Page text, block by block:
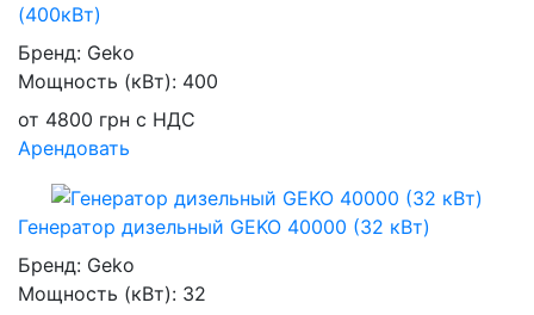
(400кВт)
Бренд: Geko
Мощность (кВт): 400
от 4800 грн с НДС
Арендовать
Генератор дизельный GEKO 40000 (32 кВт)
Бренд: Geko
Мощность (кВт): 32